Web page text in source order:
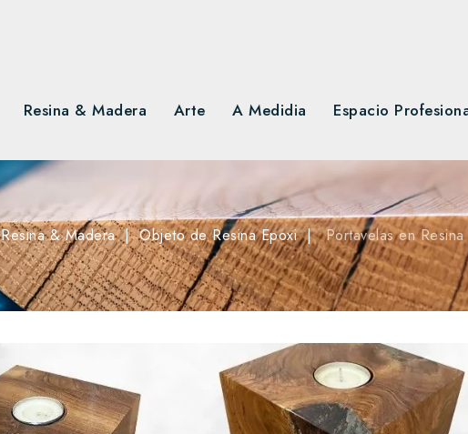
Resina & Madera Arte A Medidia Espacio
Resina & Madera Objeto de Resina Epoxi Portavelas en